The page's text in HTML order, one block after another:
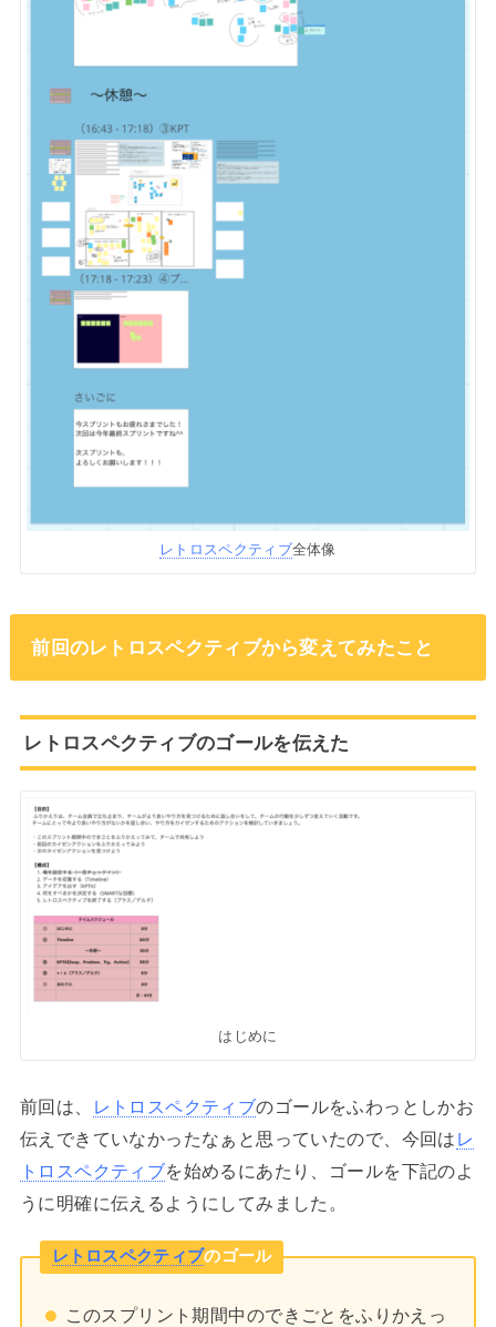
レトロスペクティブ全体像
前回のレトロスペクティブから変えてみたこと
レトロスペクティブのゴールを伝えた
はじめに
前回は、 レトロスペクティブのゴールをふわっとしかお
伝えできていなかったなぁと思っていたので、今回は レ
トロスペクティブを始めるにあたり、ゴールを下記のよ
うに明確に伝えるようにしてみました。
レトロスペクティブのゴール
このスプリント期間中のできごとをふりかえっ